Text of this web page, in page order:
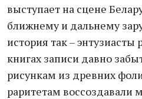
выступает на сцене
ближнему и дальнему
история так –
книгах записи давно
рисункам из древних
раритетам воссоздавали